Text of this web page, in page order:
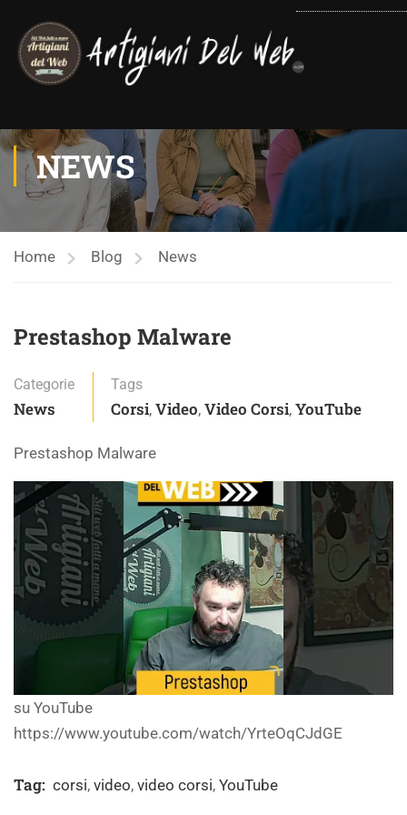
NEWS
Home Blog News
Prestashop Malware
Categorie
News
Tags
Corsi, Video, Video Corsi, YouTube
Prestashop Malware
su YouTube
https://www.youtube.com/watch/YrteOqCJdGE
Tag: corsi, video, video corsi, YouTube